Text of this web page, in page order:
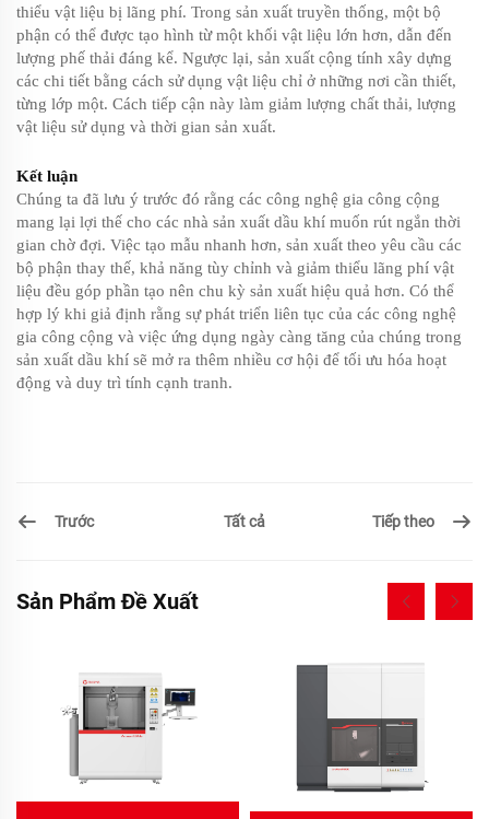
thiểu vật liệu bị lãng phí. Trong sản xuất truyền thống, một bộ
phận có thể được tạo hình từ một khối vật liệu lớn hơn, dẫn đến
lượng phế thải đáng kể. Ngược lại, sản xuất cộng tính xây dựng
các chi tiết bằng cách sử dụng vật liệu chỉ ở những nơi cần thiết,
từng lớp một. Cách tiếp cận này làm giảm lượng chất thải, lượng
vật liệu sử dụng và thời gian sản xuất.
Kết luận
Chúng ta đã lưu ý trước đó rằng các công nghệ gia công cộng
mang lại lợi thế cho các nhà sản xuất dầu khí muốn rút ngắn thời
gian chờ đợi. Việc tạo mẫu nhanh hơn, sản xuất theo yêu cầu các
bộ phận thay thế, khả năng tùy chỉnh và giảm thiểu lãng phí vật
liệu đều góp phần tạo nên chu kỳ sản xuất hiệu quả hơn. Có thể
hợp lý khi giả định rằng sự phát triển liên tục của các công nghệ
gia công cộng và việc ứng dụng ngày càng tăng của chúng trong
sản xuất dầu khí sẽ mở ra thêm nhiều cơ hội để tối ưu hóa hoạt
động và duy trì tính cạnh tranh.
Trước Tất cả Tiếp theo
Sản Phẩm Đề Xuất